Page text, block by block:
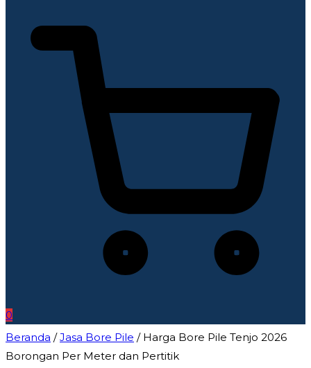
0
Beranda /Jasa Bore Pile / Harga Bore Pile Tenjo 2026
Borongan Per Meter dan Pertitik